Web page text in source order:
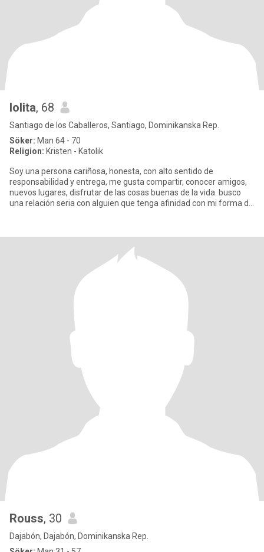
lolita, 68
Santiago de los Caballeros, Santiago, Dominikanska Rep.
Söker: Man 64 - 70
Religion: Kristen - Katolik
Soy una persona cariñosa, honesta, con alto sentido de
responsabilidad y entrega, me gusta compartir, conocer amigos,
nuevos lugares, disfrutar de las cosas buenas de la vida. busco
una relación seria con alguien que tenga afinidad con mi forma de
Rouss, 30
Dajabón, Dajabón, Dominikanska Rep.